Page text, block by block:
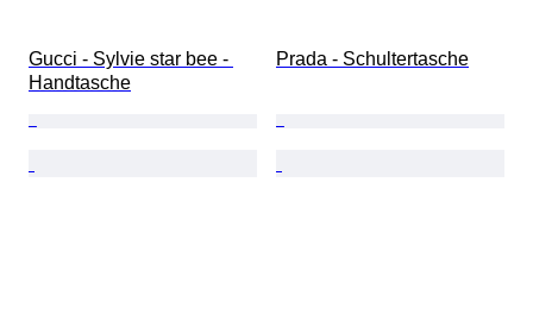
Gucci - Sylvie star bee -
Handtasche
Prada - Schultertasche